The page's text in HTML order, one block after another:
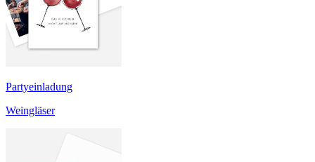
Partyeinladung
Weingläser